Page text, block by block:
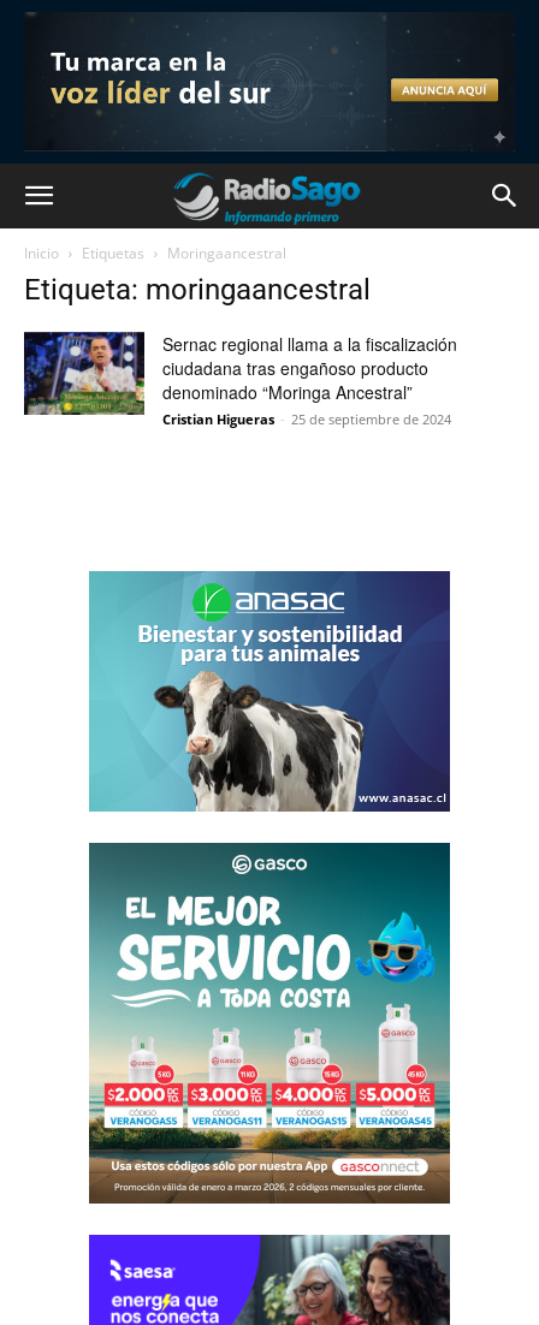
Inicio Etiquetas Moringaancestral
Etiqueta: moringaancestral
Sernac regional llama a la fiscalización
ciudadana tras engañoso producto
denominado “Moringa Ancestral”
Cristian Higueras - 25 de septiembre de 2024